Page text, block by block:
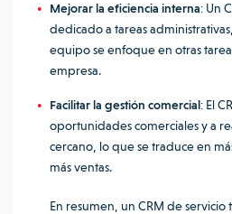
Mejorar la eficiencia interna: Un
dedicado a tareas
equipo se enfoque en otras
empresa.
Facilitar la gestión comercial: El
oportunidades comerciales y a
cercano, lo que se traduce en
más ventas.
En resumen, un CRM de servicio